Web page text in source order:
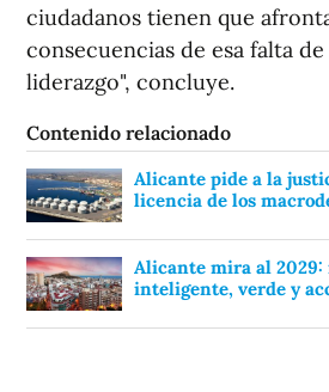
ciudadanos tienen que
consecuencias de esa falta
liderazgo", concluye.
Contenido relacionado
Alicante pide a la
licencia de los
Alicante mira al 2029:
inteligente, verde y